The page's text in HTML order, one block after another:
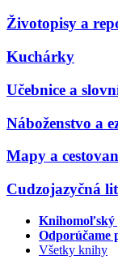
Životopisy a
Kuchárky
Učebnice a
Náboženstvo a
Mapy a
Cudzojazyčná
Knihomoľský
Odporúčame
Všetky knihy